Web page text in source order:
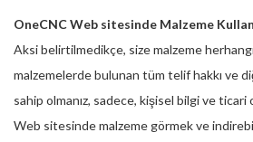
OneCNC Web sitesinde Malzeme
Aksi belirtilmedikçe, size malzeme
malzemelerde bulunan tüm telif hakkı ve
sahip olmanız, sadece, kişisel bilgi ve ticari
Web sitesinde malzeme görmek ve